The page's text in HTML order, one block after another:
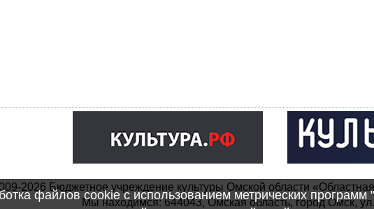
2026 Бюджетное учреждение культуры Омской области
Мы находимся: 644043, Омская область, город Омск,
файлов cookie с использованием метрических